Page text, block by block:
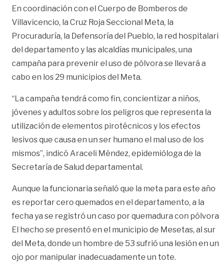
En coordinación con el Cuerpo de Bomberos de
Villavicencio, la Cruz Roja Seccional Meta, la
Procuraduría, la Defensoría del Pueblo, la red
del departamento y las alcaldías municipales, una
campaña para prevenir el uso de pólvora se llevará a
cabo en los 29 municipios del Meta.
“La campaña tendrá como fin, concientizar a niños,
jóvenes y adultos sobre los peligros que representa la
utilización de elementos pirotécnicos y los efectos
lesivos que causa en un ser humano el mal uso de los
mismos”, indicó Araceli Méndez, epidemióloga de la
Secretaría de Salud departamental.
Aunque la funcionaria señaló que la meta para este año
es reportar cero quemados en el departamento, a la
fecha ya se registró un caso por quemadura con
El hecho se presentó en el municipio de Mesetas, al sur
del Meta, donde un hombre de 53 sufrió una lesión en un
ojo por manipular inadecuadamente un tote.